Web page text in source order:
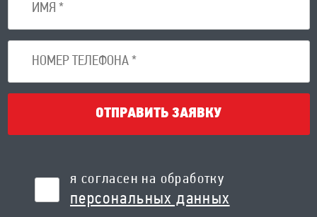
ОТПРАВИТЬ ЗАЯВКУ
я согласен на обработку
персональных данных